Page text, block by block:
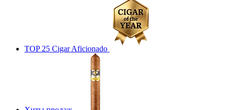
TOP 25 Cigar Aficionado